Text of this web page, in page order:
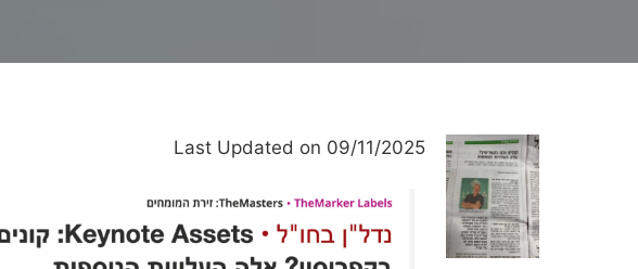
Last Updated on 09/11/2025